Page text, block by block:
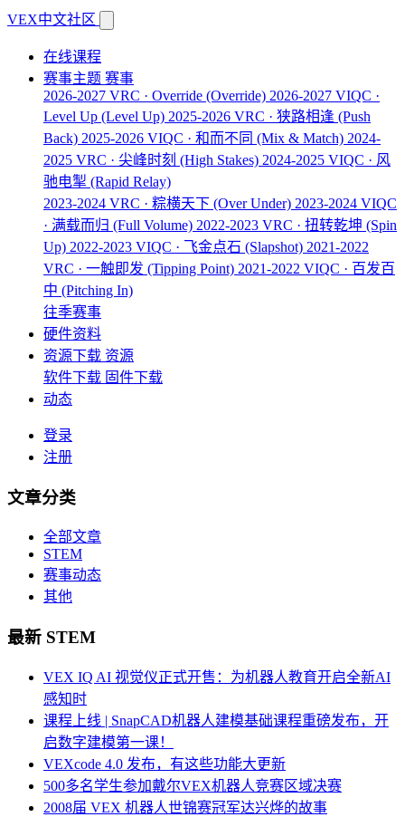
VEX中文社区
在线课程
赛事主题 赛事
2026-2027 VRC · Override (Override) 2026-2027 VIQC ·
Level Up (Level Up) 2025-2026 VRC · 狭路相逢 (Push
Back) 2025-2026 VIQC · 和而不同 (Mix & Match) 2024-
2025 VRC · 尖峰时刻 (High Stakes) 2024-2025 VIQC · 风
驰电掣 (Rapid Relay)
2023-2024 VRC · 粽横天下 (Over Under) 2023-2024 VIQC
· 满载而归 (Full Volume) 2022-2023 VRC · 扭转乾坤 (Spin
Up) 2022-2023 VIQC · 飞金点石 (Slapshot) 2021-2022
VRC · 一触即发 (Tipping Point) 2021-2022 VIQC · 百发百
中 (Pitching In)
往季赛事
硬件资料
资源下载 资源
软件下载 固件下载
动态
登录
注册
文章分类
全部文章
STEM
赛事动态
其他
最新 STEM
VEX IQ AI 视觉仪正式开售：为机器人教育开启全新AI
感知时
课程上线 | SnapCAD机器人建模基础课程重磅发布，开
启数字建模第一课！
VEXcode 4.0 发布，有这些功能大更新
500多名学生参加戴尔VEX机器人竞赛区域决赛
2008届 VEX 机器人世锦赛冠军达兴烨的故事